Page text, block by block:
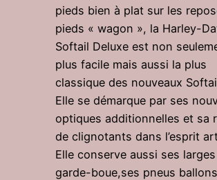
pieds bien à plat sur les
pieds « wagon », la Harley-
Softail Deluxe est non
plus facile mais aussi la plus
classique des nouveaux
Elle se démarque par ses
optiques additionnelles et sa
de clignotants dans l’esprit
Elle conserve aussi ses larges
garde-boue,ses pneus